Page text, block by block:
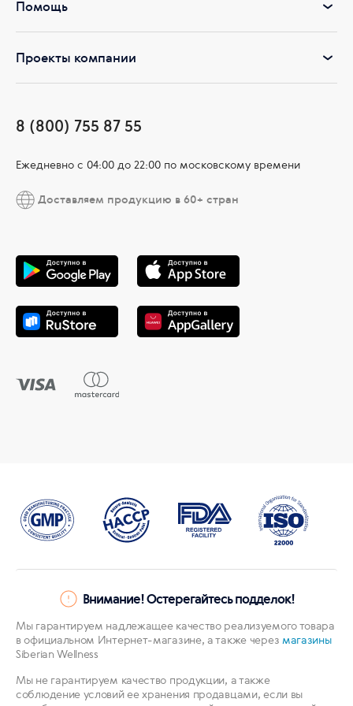
Помощь
Проекты компании
8 (800) 755 87 55
Ежедневно c 04:00 до 22:00 по московскому времени
Доставляем продукцию в 60+ стран
Внимание! Остерегайтесь подделок!
Мы гарантируем надлежащее качество реализуемого товара
в официальном Интернет-магазине, а также через магазины
Siberian Wellness
Мы не гарантируем качество продукции, а также
соблюдение условий ее хранения продавцами, если вы